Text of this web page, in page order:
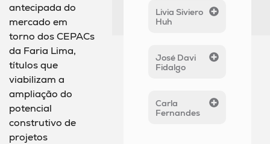
antecipada do
mercado em
torno dos CEPACs
da Faria Lima,
títulos que
viabilizam a
ampliação do
potencial
construtivo de
projetos
Livia Siviero
Huh
José Davi
Fidalgo
Carla
Fernandes